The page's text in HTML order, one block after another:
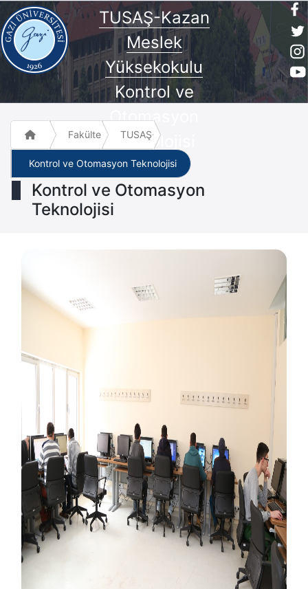
TUSAŞ-Kazan
Meslek
Yüksekokulu
Kontrol ve
Otomasyon
Teknolojisi
Fakülte ve Meslek Yüksek Okulları
TUSAŞ-Kazan Meslek Yüksekokulu
Kontrol ve Otomasyon Teknolojisi
Kontrol ve Otomasyon
Teknolojisi